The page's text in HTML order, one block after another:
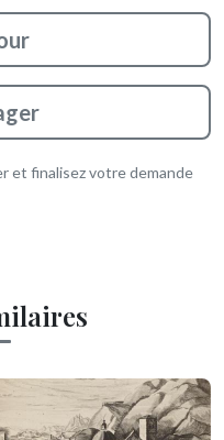
et finalisez votre demande